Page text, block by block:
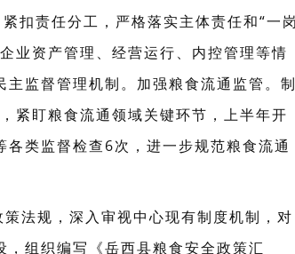
扣责任分工，严格落实主体责任和“一岗
业资产管理、经营运行、内控管理等情
监督管理机制。加强粮食流通监管。制
紧盯粮食流通领域关键环节，上半年开
类监督检查6次，进一步规范粮食流通
法规，深入审视中心现有制度机制，对
组织编写《岳西县粮食安全政策汇